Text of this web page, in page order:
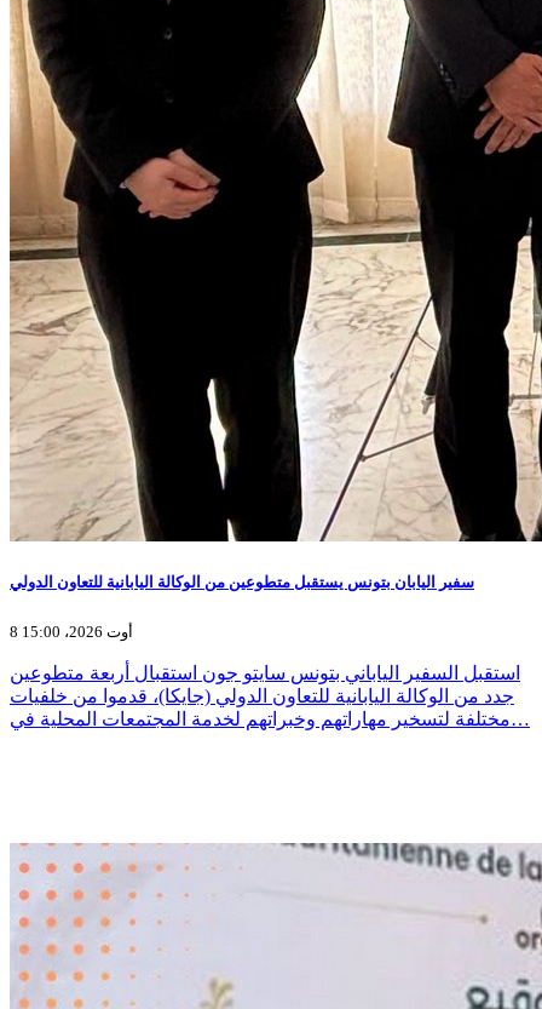
سفير اليابان بتونس يستقبل متطوعين من الوكالة اليابانية للتعاون الدولي
8 أوت 2026، 15:00
استقبل السفير الياباني بتونس سايتو جون استقبال أربعة متطوعين
جدد من الوكالة اليابانية للتعاون الدولي (جايكا)، قدموا من خلفيات
مختلفة لتسخير مهاراتهم وخبراتهم لخدمة المجتمعات المحلية في…